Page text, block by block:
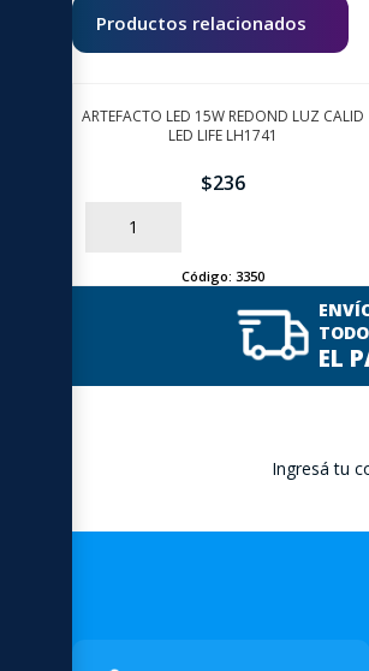
Productos relacionados
ARTEFACTO LED 15W REDOND LUZ CALID
LED LIFE LH1741
$236
AÑADIR
Código:3350
TODO
EL
Ingresá tu